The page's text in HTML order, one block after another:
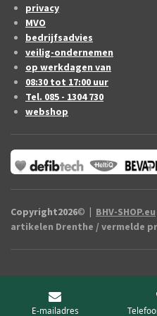
privacy
MVO
bedrijfsadvies
veilig-ondernemen
op werkdagen van
08:30 tot 17:00 uur
Tel. 085 - 1304 730
webshop
Copyright2026© | BHV-SHOP.eu
artikelen Drenthe / vermelde
E-mailadres